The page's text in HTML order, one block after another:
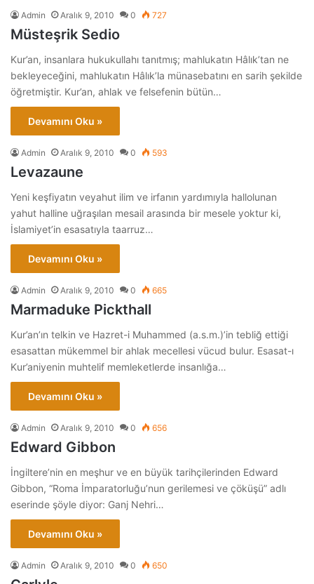
Admin Aralık 9, 2010 0 727
Müsteşrik Sedio
Kur’an, insanlara hukukullahı tanıtmış; mahlukatın Hâlık’tan ne
bekleyeceğini, mahlukatın Hâlık’la münasebatını en sarih şekilde
öğretmiştir. Kur’an, ahlak ve felsefenin bütün…
Devamını Oku »
Admin Aralık 9, 2010 0 593
Levazaune
Yeni keşfiyatın veyahut ilim ve irfanın yardımıyla hallolunan
yahut halline uğraşılan mesail arasında bir mesele yoktur ki,
İslamiyet’in esasatıyla taarruz…
Devamını Oku »
Admin Aralık 9, 2010 0 665
Marmaduke Pickthall
Kur’an’ın telkin ve Hazret-i Muhammed (a.s.m.)’in tebliğ ettiği
esasattan mükemmel bir ahlak mecellesi vücud bulur. Esasat-ı
Kur’aniyenin muhtelif memleketlerde insanlığa…
Devamını Oku »
Admin Aralık 9, 2010 0 656
Edward Gibbon
İngiltere’nin en meşhur ve en büyük tarihçilerinden Edward
Gibbon, “Roma İmparatorluğu’nun gerilemesi ve çöküşü” adlı
eserinde şöyle diyor: Ganj Nehri…
Devamını Oku »
Admin Aralık 9, 2010 0 650